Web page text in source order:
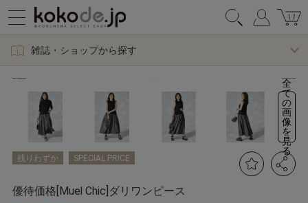
雑誌・ショップから探す
全
て
の
画
像
を
見
る
残りわずか SPECIAL PRICE
優待価格[Muel Chic]ダリワンピース